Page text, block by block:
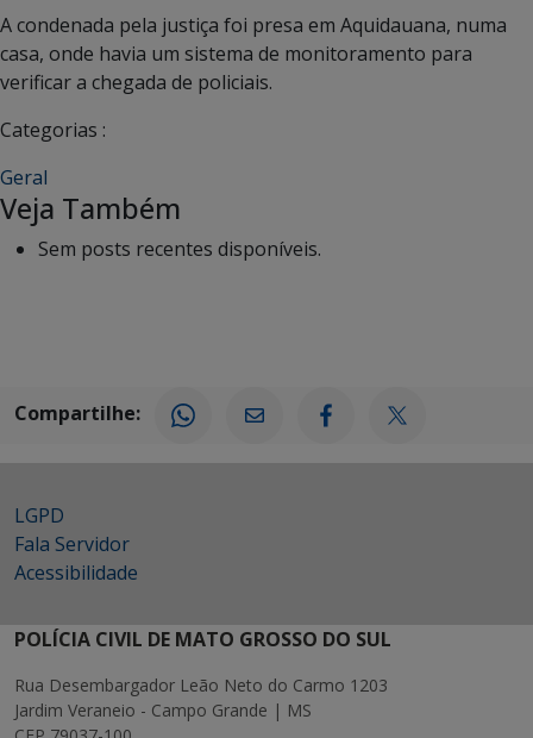
A condenada pela justiça foi presa em Aquidauana, numa
casa, onde havia um sistema de monitoramento para
verificar a chegada de policiais.
Categorias :
Geral
Veja Também
Sem posts recentes disponíveis.
Compartilhe:
LGPD
Fala Servidor
Acessibilidade
POLÍCIA CIVIL DE MATO GROSSO DO SUL
Rua Desembargador Leão Neto do Carmo 1203
Jardim Veraneio - Campo Grande | MS